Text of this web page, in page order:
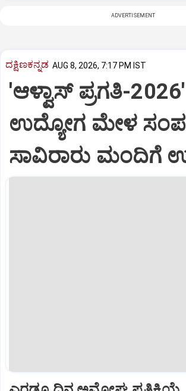
ADVERTISEMENT
ದಕ್ಷಿಣಕನ್ನಡ AUG 8, 2026, 7:17 PM IST
'ಆಳ್ವಾಸ್‌ ಪ್ರಗತಿ-
ಉದ್ಯೋಗ ಮೇಳ
ಸಾವಿರಾರು ಮಂದಿಗೆ